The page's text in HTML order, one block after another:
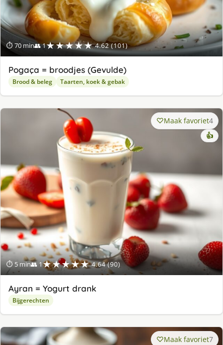
⏱ 70 min👥 1★★★★★ 4.62 (101)
Pogaça = broodjes (Gevulde)
Brood & beleg Taarten, koek & gebak
⏱ 5 min👥 1★★★★★ 4.64 (90)
Maak favoriet4
👍
Ayran = Yogurt drank
Bijgerechten
Maak favoriet7